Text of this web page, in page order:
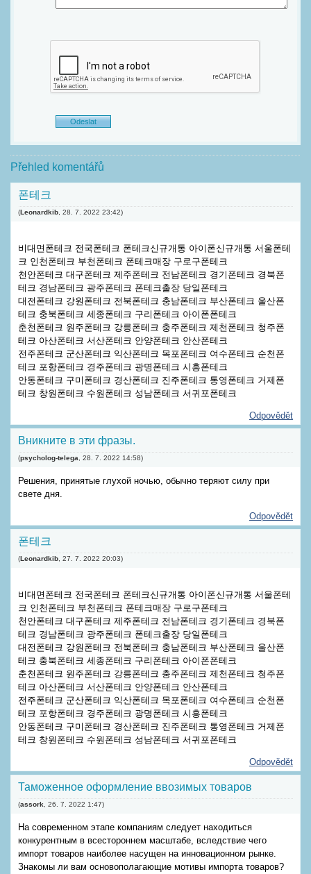
Přehled komentářů
폰테크
(Leonardkib 28. 7. 2022 23:42)
비대면폰테크 전국폰테크 폰테크신규개통 아이폰신규개통 서울폰테
크 인천폰테크 부천폰테크 폰테크매장 구로구폰테크
천안폰테크 대구폰테크 제주폰테크 전남폰테크 경기폰테크 경북폰
테크 경남폰테크 광주폰테크 폰테크출장 당일폰테크
대전폰테크 강원폰테크 전북폰테크 충남폰테크 부산폰테크 울산폰
테크 충북폰테크 세종폰테크 구리폰테크 아이폰폰테크
춘천폰테크 원주폰테크 강릉폰테크 충주폰테크 제천폰테크 청주폰
테크 아산폰테크 서산폰테크 안양폰테크 안산폰테크
전주폰테크 군산폰테크 익산폰테크 목포폰테크 여수폰테크 순천폰
테크 포항폰테크 경주폰테크 광명폰테크 시흥폰테크
안동폰테크 구미폰테크 경산폰테크 진주폰테크 통영폰테크 거제폰
테크 창원폰테크 수원폰테크 성남폰테크 서귀포폰테크
Odpovědět
Вникните в эти фразы.
(psycholog-telega 28. 7. 2022 14:58)
Решения, принятые глухой ночью, обычно теряют силу при
свете дня.
Odpovědět
폰테크
(Leonardkib 27. 7. 2022 20:03)
비대면폰테크 전국폰테크 폰테크신규개통 아이폰신규개통 서울폰테
크 인천폰테크 부천폰테크 폰테크매장 구로구폰테크
천안폰테크 대구폰테크 제주폰테크 전남폰테크 경기폰테크 경북폰
테크 경남폰테크 광주폰테크 폰테크출장 당일폰테크
대전폰테크 강원폰테크 전북폰테크 충남폰테크 부산폰테크 울산폰
테크 충북폰테크 세종폰테크 구리폰테크 아이폰폰테크
춘천폰테크 원주폰테크 강릉폰테크 충주폰테크 제천폰테크 청주폰
테크 아산폰테크 서산폰테크 안양폰테크 안산폰테크
전주폰테크 군산폰테크 익산폰테크 목포폰테크 여수폰테크 순천폰
테크 포항폰테크 경주폰테크 광명폰테크 시흥폰테크
안동폰테크 구미폰테크 경산폰테크 진주폰테크 통영폰테크 거제폰
테크 창원폰테크 수원폰테크 성남폰테크 서귀포폰테크
Odpovědět
Таможенное оформление ввозимых товаров
(assork 26. 7. 2022 1:47)
На современном этапе компаниям следует находиться
конкурентным в всестороннем масштабе, вследствие чего
импорт товаров наиболее насущен на инновационном рынке.
Знакомы ли вам основополагающие мотивы импорта товаров?